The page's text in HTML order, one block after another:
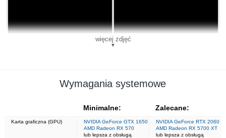
więcej zdjęć
▼
Wymagania systemowe
Minimalne: Zalecane:
Karta graficzna (GPU)
NVIDIA GeForce GTX 1650
AMD Radeon RX 570
lub lepsza z obsługą
NVIDIA GeForce RTX 2060
AMD Radeon RX 5700 XT
lub lepsza z obsługą